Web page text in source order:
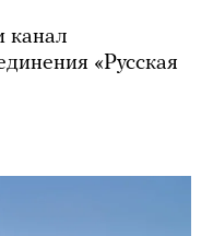
канал
«Русская